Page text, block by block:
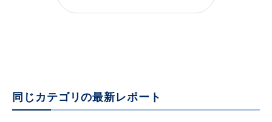
同じカテゴリの最新レポート